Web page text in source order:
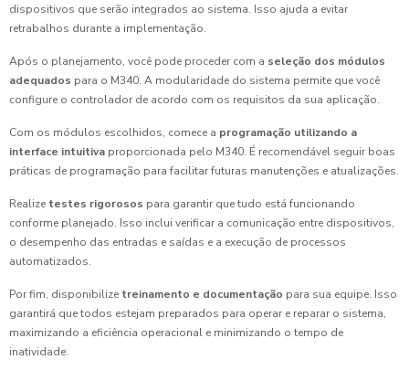
dispositivos que serão integrados ao sistema. Isso ajuda a evitar
retrabalhos durante a implementação.
Após o planejamento, você pode proceder com a seleção dos módulos
adequados para o M340. A modularidade do sistema permite que você
configure o controlador de acordo com os requisitos da sua aplicação.
Com os módulos escolhidos, comece a programação utilizando a
interface intuitiva proporcionada pelo M340. É recomendável seguir boas
práticas de programação para facilitar futuras manutenções e atualizações.
Realize testes rigorosos para garantir que tudo está funcionando
conforme planejado. Isso inclui verificar a comunicação entre dispositivos,
o desempenho das entradas e saídas e a execução de processos
automatizados.
Por fim, disponibilize treinamento e documentação para sua equipe. Isso
garantirá que todos estejam preparados para operar e reparar o sistema,
maximizando a eficiência operacional e minimizando o tempo de
inatividade.